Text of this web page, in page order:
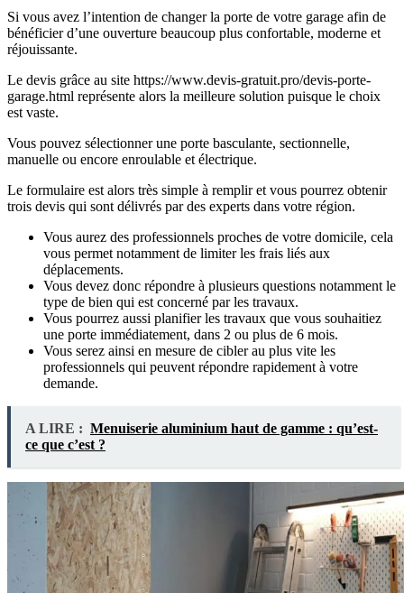
Si vous avez l’intention de changer la porte de votre garage afin de
bénéficier d’une ouverture beaucoup plus confortable, moderne et
réjouissante.
Le devis grâce au site https://www.devis-gratuit.pro/devis-porte-
garage.html représente alors la meilleure solution puisque le choix
est vaste.
Vous pouvez sélectionner une porte basculante, sectionnelle,
manuelle ou encore enroulable et électrique.
Le formulaire est alors très simple à remplir et vous pourrez obtenir
trois devis qui sont délivrés par des experts dans votre région.
Vous aurez des professionnels proches de votre domicile, cela
vous permet notamment de limiter les frais liés aux
déplacements.
Vous devez donc répondre à plusieurs questions notamment le
type de bien qui est concerné par les travaux.
Vous pourrez aussi planifier les travaux que vous souhaitiez
une porte immédiatement, dans 2 ou plus de 6 mois.
Vous serez ainsi en mesure de cibler au plus vite les
professionnels qui peuvent répondre rapidement à votre
demande.
A LIRE : Menuiserie aluminium haut de gamme : qu’est-
ce que c’est ?